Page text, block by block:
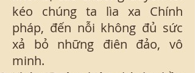
kéo chúng ta lìa xa Chính
pháp, đến nỗi không đủ sức
xả bỏ những điên đảo, vô
minh.